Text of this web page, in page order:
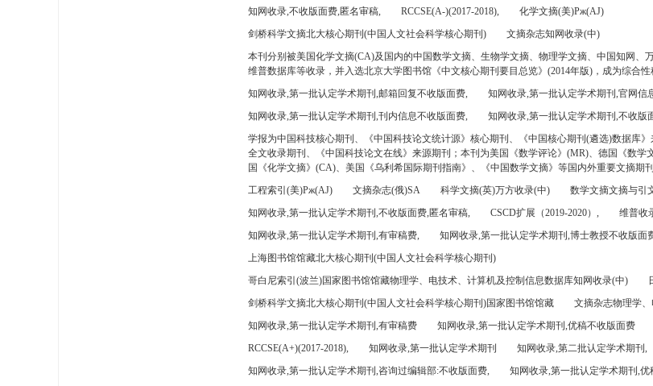
知网收录,不收版面费,匿名审稿,
RCCSE(A-)(2017-2018),
化学文摘(美)Pж(AJ)
剑桥科学文摘北大核心期刊(中国人文社会科学核心期刊)
文摘杂志知网收录(中)
本刊分别被美国化学文摘(CA)及国内的中国数学文摘、生物学文摘、物理学文摘、中国知网、
维普数据库等收录，并入选北京大学图书馆《中文核心期刊要目总览》(2014年版)，成为综合性
知网收录,第一批认定学术期刊,邮箱回复不收版面费,
知网收录,第一批认定学术期刊,官网信
知网收录,第一批认定学术期刊,刊内信息不收版面费,
知网收录,第一批认定学术期刊,不收版
学报为中国科技核心期刊、《中国科技论文统计源》核心期刊、《中国核心期刊(遴选)数据库》
全文收录期刊、《中国科技论文在线》来源期刊；本刊为美国《数学评论》(MR)、德国《数学
国《化学文摘》(CA)、美国《乌利希国际期刊指南》、《中国数学文摘》等国内外重要文摘期
工程索引(美)Pж(AJ)
文摘杂志(俄)SA 科学文摘(英)万方收录(中) 数学文摘文摘与引
知网收录,第一批认定学术期刊,不收版面费,匿名审稿,
CSCD扩展（2019-2020）, 维普收
知网收录,第一批认定学术期刊,有审稿费,
知网收录,第一批认定学术期刊,博士教授不收版面
上海图书馆馆藏北大核心期刊(中国人文社会科学核心期刊)
哥白尼索引(波兰)国家图书馆馆藏物理学、电技术、计算机及控制信息数据库知网收录(中)
剑桥科学文摘北大核心期刊(中国人文社会科学核心期刊)国家图书馆馆藏
文摘杂志物理学
知网收录,第一批认定学术期刊,有审稿费
知网收录,第一批认定学术期刊,优稿不收版面费
RCCSE(A+)(2017-2018),
知网收录,第一批认定学术期刊
知网收录,第二批认定学术期刊,
知网收录,第一批认定学术期刊,咨询过编辑部:不收版面费,
知网收录,第一批认定学术期刊,优